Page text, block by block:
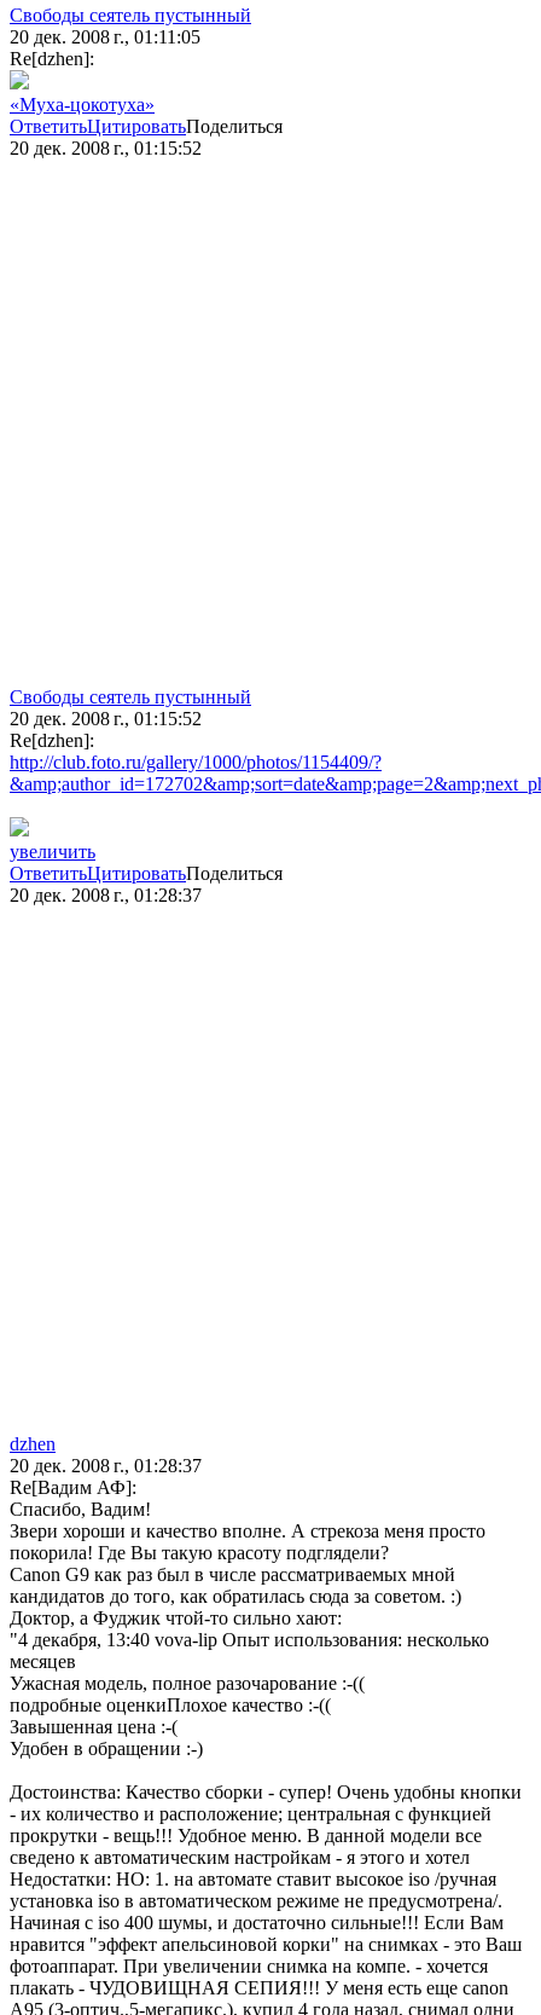
Свободы сеятель пустынный
20 дек. 2008 г., 01:11:05
Re[dzhen]:
«Муха-цокотуха»
ОтветитьЦитироватьПоделиться
20 дек. 2008 г., 01:15:52
Свободы сеятель пустынный
20 дек. 2008 г., 01:15:52
Re[dzhen]:
http://club.foto.ru/gallery/1000/photos/1154409/?
увеличить
ОтветитьЦитироватьПоделиться
20 дек. 2008 г., 01:28:37
dzhen
20 дек. 2008 г., 01:28:37
Re[Вадим АФ]:
Спасибо, Вадим!
Звери хороши и качество вполне. А стрекоза меня просто
покорила! Где Вы такую красоту подглядели?
Canon G9 как раз был в числе рассматриваемых мной
кандидатов до того, как обратилась сюда за советом. :)
Доктор, а Фуджик чтой-то сильно хают:
"4 декабря, 13:40 vova-lip Опыт использования: несколько
месяцев
Ужасная модель, полное разочарование :-((
подробные оценкиПлохое качество :-((
Завышенная цена :-(
Удобен в обращении :-)
Достоинства: Качество сборки - супер! Очень удобны кнопки
- их количество и расположение; центральная с функцией
прокрутки - вещь!!! Удобное меню. В данной модели все
сведено к автоматическим настройкам - я этого и хотел
Недостатки: НО: 1. на автомате ставит высокое iso /ручная
установка iso в автоматическом режиме не предусмотрена/.
Начиная с iso 400 шумы, и достаточно сильные!!! Если Вам
нравится "эффект апельсиновой корки" на снимках - это Ваш
фотоаппарат. При увеличении снимка на компе. - хочется
плакать - ЧУДОВИЩНАЯ СЕПИЯ!!! У меня есть еще саnon
А95 (3-оптич.,5-мегапикс.), купил 4 года назад, снимал одни